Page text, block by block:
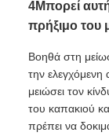
4Μπορεί
πρήξιμο του
Βοηθά στη
την
μειώσει τον
του καπακιού
πρέπει να